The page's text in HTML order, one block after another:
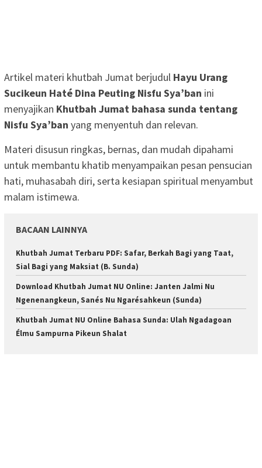
Artikel materi khutbah Jumat berjudul Hayu Urang
Sucikeun Haté Dina Peuting Nisfu Sya’ban ini
menyajikan Khutbah Jumat bahasa sunda tentang
Nisfu Sya’ban yang menyentuh dan relevan.
Materi disusun ringkas, bernas, dan mudah dipahami
untuk membantu khatib menyampaikan pesan pensucian
hati, muhasabah diri, serta kesiapan spiritual menyambut
malam istimewa.
BACAAN LAINNYA
Khutbah Jumat Terbaru PDF: Safar, Berkah Bagi yang Taat,
Sial Bagi yang Maksiat (B. Sunda)
Download Khutbah Jumat NU Online: Janten Jalmi Nu
Ngenenangkeun, Sanés Nu Ngarésahkeun (Sunda)
Khutbah Jumat NU Online Bahasa Sunda: Ulah Ngadagoan
Élmu Sampurna Pikeun Shalat